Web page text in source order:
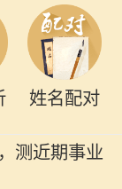
姓名配对
测近期事业